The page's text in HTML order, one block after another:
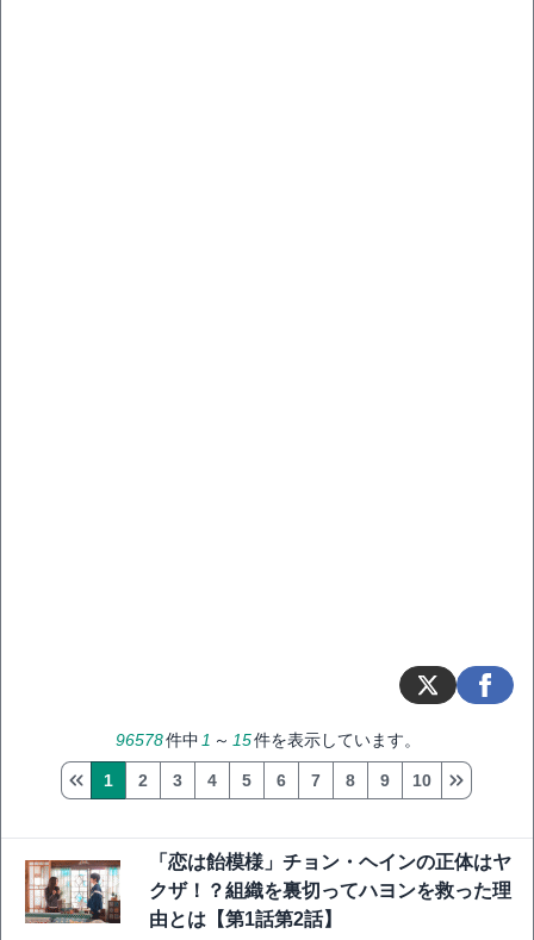
96578件中 1 ～ 15件を表示しています。
1 2 3 4 5 6 7 8 9 10
「恋は飴模様」チョン・ヘインの正体はヤ
クザ！？組織を裏切ってハヨンを救った理
由とは【第1話第2話】